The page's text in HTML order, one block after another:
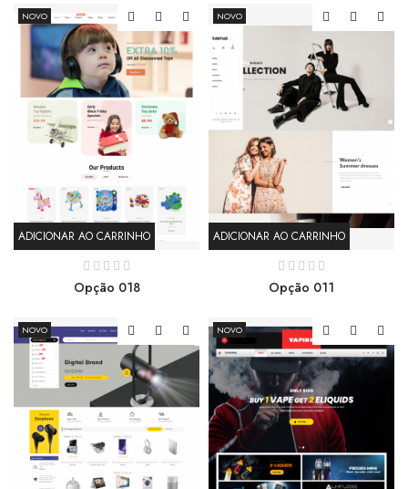
NOVO
ADICIONAR AO CARRINHO
Opção 018
NOVO
ADICIONAR AO CARRINHO
Opção 011
NOVO NOVO